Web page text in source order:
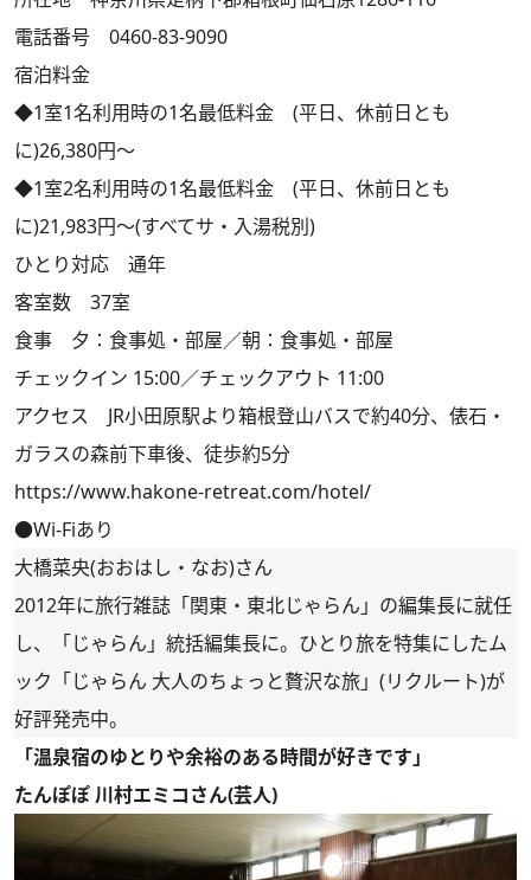
電話番号 0460-83-9090
宿泊料金
◆1室1名利用時の1名最低料金 (平日、休前日とも
に)26,380円～
◆1室2名利用時の1名最低料金 (平日、休前日とも
に)21,983円～(すべてサ・入湯税別)
ひとり対応 通年
客室数 37室
食事 夕：食事処・部屋／朝：食事処・部屋
チェックイン 15:00／チェックアウト 11:00
アクセス JR小田原駅より箱根登山バスで約40分、俵石・
ガラスの森前下車後、徒歩約5分
https://www.hakone-retreat.com/hotel/
●Wi-Fiあり
大橋菜央(おおはし・なお)さん
2012年に旅行雑誌「関東・東北じゃらん」の編集長に就任
し、「じゃらん」統括編集長に。ひとり旅を特集にしたム
ック「じゃらん 大人のちょっと贅沢な旅」(リクルート)が
好評発売中。
「温泉宿のゆとりや余裕のある時間が好きです」
たんぽぽ 川村エミコさん(芸人)